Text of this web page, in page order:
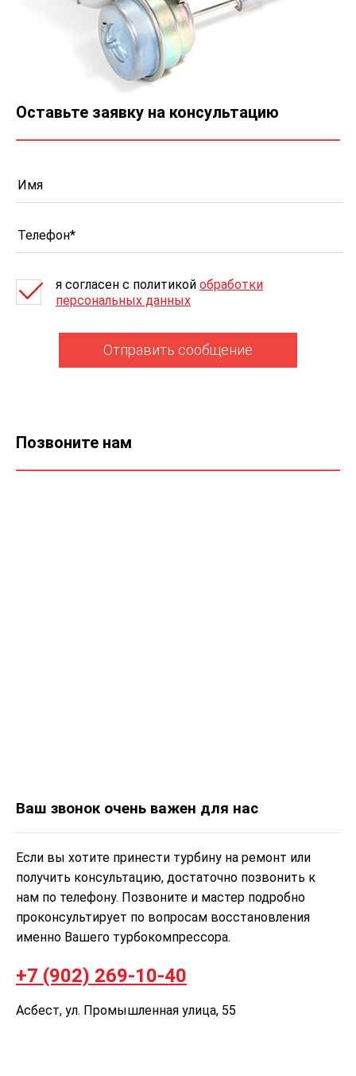
Оставьте заявку на консультацию
я согласен c политикой обработки
персональных данных
Отправить сообщение
Позвоните нам
Ваш звонок очень важен для нас
Если вы хотите принести турбину на ремонт или
получить консультацию, достаточно позвонить к
нам по телефону. Позвоните и мастер подробно
проконсультирует по вопросам восстановления
именно Вашего турбокомпрессора.
+7 (902) 269-10-40
Асбест, ул. Промышленная улица, 55